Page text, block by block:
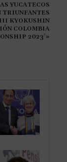
YUCATECOS
TRIUNFANTES
KYOKUSHIN
COLOMBIA
2023′»